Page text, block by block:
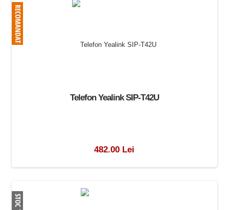
Telefon Yealink SIP-T42U
482.00 Lei